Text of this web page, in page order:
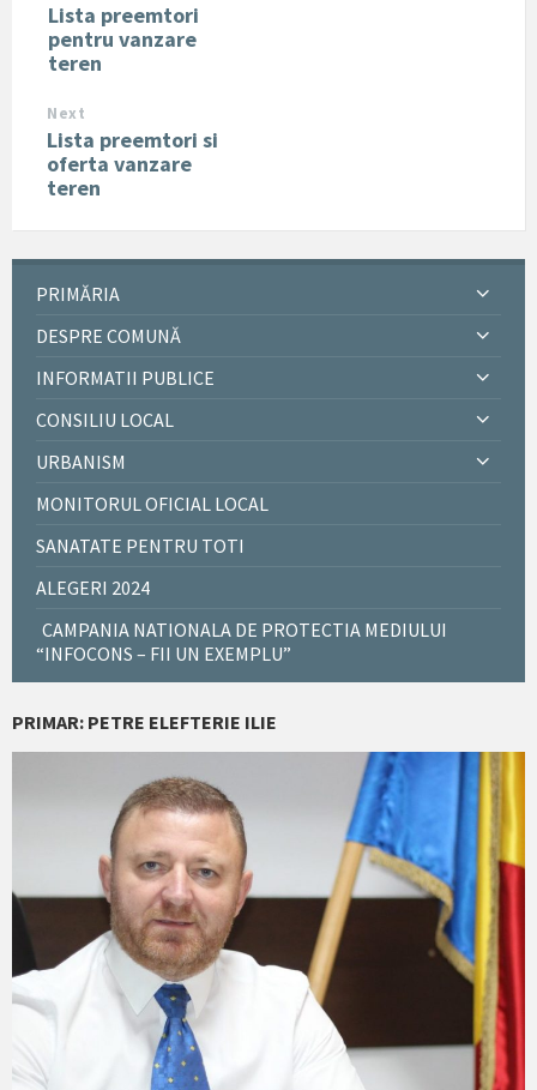
Lista preemtori
pentru vanzare
teren
Next
Lista preemtori si
oferta vanzare
teren
PRIMĂRIA
DESPRE COMUNĂ
INFORMATII PUBLICE
CONSILIU LOCAL
URBANISM
MONITORUL OFICIAL LOCAL
SANATATE PENTRU TOTI
ALEGERI 2024
CAMPANIA NATIONALA DE PROTECTIA MEDIULUI
“INFOCONS – FII UN EXEMPLU”
PRIMAR: PETRE ELEFTERIE ILIE